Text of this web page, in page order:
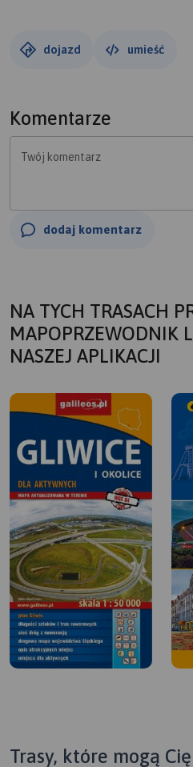
dojazd umieść
Komentarze
Twój komentarz
dodaj komentarz
NA TYCH TRASACH
MAPOPRZEWODNIK
NASZEJ APLIKACJI
Trasy, które mogą